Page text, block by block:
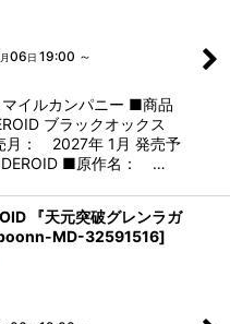
月06日 19:00 ～
イルカンパニー ■商品
ブラックオックス
月： 2027年 1月 発売予
■原作名： …
『天元突破グレンラガ
MD-32591516]